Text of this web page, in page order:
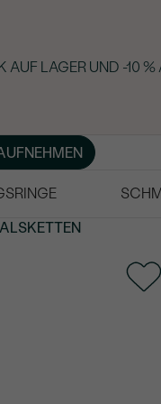
LAGER UND -10